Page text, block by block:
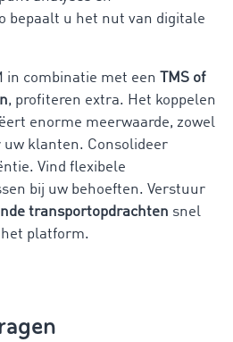
bepaalt u het nut van digitale
in combinatie met een
TMS of
, profiteren extra. Het koppelen
enorme meerwaarde, zowel
uw klanten. Consolideer
Vind flexibele
bij uw behoeften. Verstuur
transportopdrachten snel
platform.